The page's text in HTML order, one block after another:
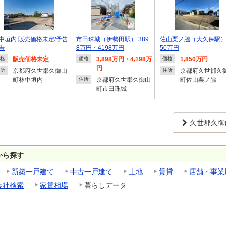
垣内 販売価格未定/予告
販売価格未定
京都府久世郡久御山
町林中垣内
市田珠城（伊勢田駅） 389
8万円・4198万円
価格
3,898万円・4,198万
円
住所
京都府久世郡久御山
町市田珠城
佐山栗ノ脇（大久保駅
50万円
価格 1,850万円
住所
京都府久世郡久
町佐山栗ノ脇
久世郡久
ら探す
新築一戸建て
中古一戸建て 土地 賃貸
店舗・事業
社検索
家賃相場 暮らしデータ